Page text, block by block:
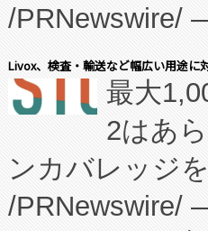
キー方式で拡
す。FCCM‑を
患者にとって
のアクセスを
Fully-
プログラムに
/PRNewswire/
会社エーアイ
President原信
ードする
ーエネルギー
た。 Voltaiq独
Livox、検査・輸送など幅広い用途に
最大
2はあ
ンカバレッジ
/PRNewswire/